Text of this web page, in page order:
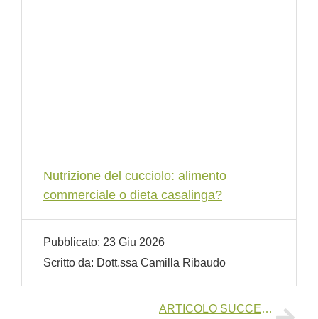
Nutrizione del cucciolo: alimento
commerciale o dieta casalinga?
Pubblicato: 23 Giu 2026
Scritto da: Dott.ssa Camilla Ribaudo
ARTICOLO SUCCESSIVO: